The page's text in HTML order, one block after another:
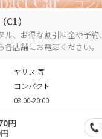
）
ル、お得な割引料金や予
店舗にお電話ください。
ヤリス 等
コンパクト
08:00-20:00
円